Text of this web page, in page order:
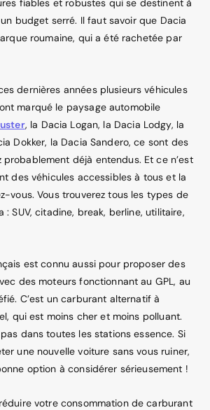
fiables et robustes qui se destinent à
budget serré. Il faut savoir que Dacia
roumaine, qui a été rachetée par
dernières années plusieurs véhicules
marqué le paysage automobile
, la Dacia Logan, la Dacia Lodgy, la
Dokker, la Dacia Sandero, ce sont des
probablement déjà entendus. Et ce n’est
des véhicules accessibles à tous et la
vous. Vous trouverez tous les types de
: SUV, citadine, break, berline, utilitaire,
est connu aussi pour proposer des
des moteurs fonctionnant au GPL, au
C’est un carburant alternatif à
qui est moins cher et moins polluant.
dans toutes les stations essence. Si
une nouvelle voiture sans vous ruiner,
option à considérer sérieusement !
votre consommation de carburant